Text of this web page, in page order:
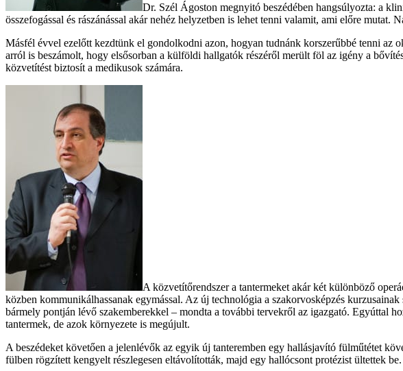
Dr. Szél Ágoston megnyitó beszédében hangsúlyozta: a
összefogással és rászánással akár nehéz helyzetben is lehet tenni valamit, ami előre
Másfél évvel ezelőtt kezdtünk el gondolkodni azon, hogyan tudnánk korszerűbbé tenni az
arról is beszámolt, hogy elsősorban a külföldi hallgatók részéről merült föl az igény a
közvetítést biztosít a medikusok számára.
A közvetítőrendszer a tantermeket akár két különböző
közben kommunikálhassanak egymással. Az új technológia a szakorvosképzés
bármely pontján lévő szakemberekkel – mondta a további tervekről az igazgató. Egyúttal
tantermek, de azok környezete is megújult.
A beszédeket követően a jelenlévők az egyik új tanteremben egy hallásjavító fülműtétet
fülben rögzített kengyelt részlegesen eltávolították, majd egy hallócsont protézist ültettek be.